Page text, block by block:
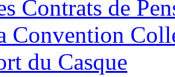
Contrats de
Convention
du Casque